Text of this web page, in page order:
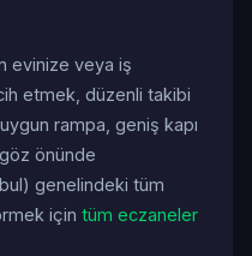
evinize veya iş
etmek, düzenli takibi
rampa, geniş kapı
önünde
genelindeki tüm
için tüm eczaneler